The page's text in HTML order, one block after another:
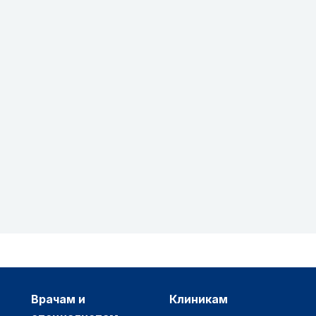
врачам и
клиникам